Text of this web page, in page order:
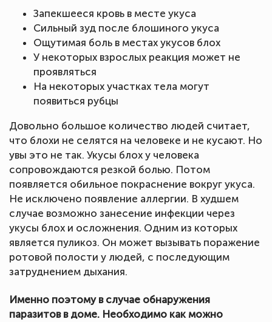
Запекшееся кровь в месте укуса
Сильный зуд после блошиного укуса
Ощутимая боль в местах укусов блох
У некоторых взрослых реакция может не
проявляться
На некоторых участках тела могут
появиться рубцы
Довольно большое количество людей считает,
что блохи не селятся на человеке и не кусают. Но
увы это не так. Укусы блох у человека
сопровождаются резкой болью. Потом
появляется обильное покраснение вокруг укуса.
Не исключено появление аллергии. В худшем
случае возможно занесение инфекции через
укусы блох и осложнения. Одним из которых
является пуликоз. Он может вызывать поражение
ротовой полости у людей, с последующим
затруднением дыхания.
Именно поэтому в случае обнаружения
паразитов в доме. Необходимо как можно